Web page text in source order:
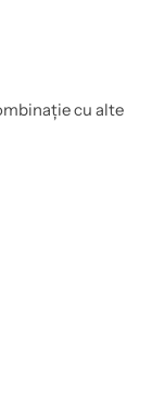
cu alte